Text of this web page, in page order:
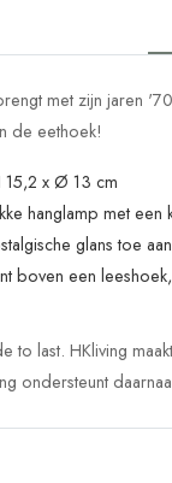
met zijn jaren
de eethoek!
15,2 x Ø 13 cm
hanglamp met een
glans toe
boven een
to last. HKliving
ondersteunt